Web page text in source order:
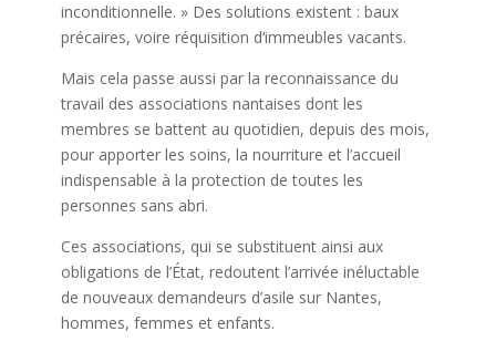
inconditionnelle. » Des solutions existent : baux
précaires, voire réquisition d‘immeubles vacants.
Mais cela passe aussi par la reconnaissance du
travail des associations nantaises dont les
membres se battent au quotidien, depuis des mois,
pour apporter les soins, la nourriture et l’accueil
indispensable à la protection de toutes les
personnes sans abri.
Ces associations, qui se substituent ainsi aux
obligations de l’État, redoutent l’arrivée inéluctable
de nouveaux demandeurs d’asile sur Nantes,
hommes, femmes et enfants.